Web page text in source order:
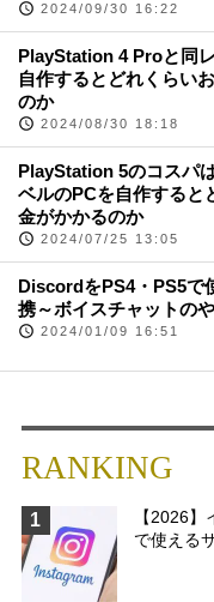
2024/09/30 16:22
PlayStation 4 Proと同
自作するとどれくらい
のか
2024/08/30 18:18
PlayStation 5のコスパ
ベルのPCを自作すると
金がかかるのか
2024/07/25 13:05
DiscordをPS4・PS5で
携～ボイスチャットの
2024/01/09 16:51
RANKING
1
【2026
で使える